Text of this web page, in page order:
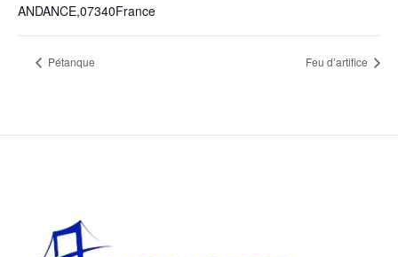
ANDANCE,07340France
Pétanque Feu d’artifice